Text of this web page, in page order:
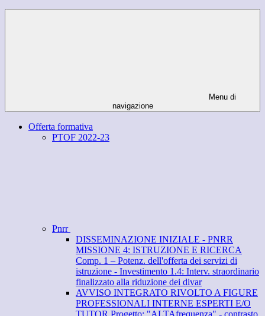
Menu di
navigazione
Offerta formativa
PTOF 2022-23
Pnrr
DISSEMINAZIONE INIZIALE - PNRR
MISSIONE 4: ISTRUZIONE E RICERCA
Comp. 1 – Potenz. dell'offerta dei servizi di
istruzione - Investimento 1.4: Interv. straordinario
finalizzato alla riduzione dei divar
AVVISO INTEGRATO RIVOLTO A FIGURE
PROFESSIONALI INTERNE ESPERTI E/O